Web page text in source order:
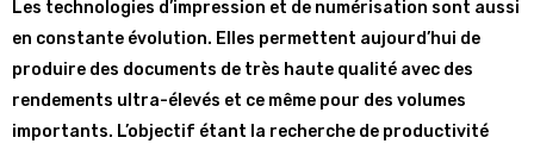
Les technologies d’impression et de numérisation sont aussi
en constante évolution. Elles permettent aujourd’hui de
produire des documents de très haute qualité avec des
rendements ultra-élevés et ce même pour des volumes
importants. L’objectif étant la recherche de productivité